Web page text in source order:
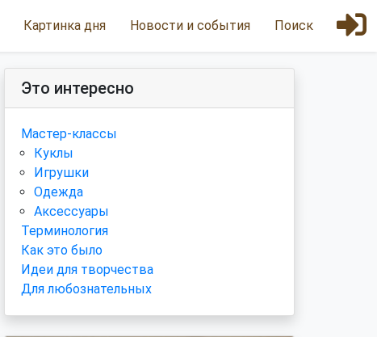
Картинка дня Новости и события Поиск
Это интересно
Мастер-классы
Куклы
Игрушки
Одежда
Аксессуары
Терминология
Как это было
Идеи для творчества
Для любознательных